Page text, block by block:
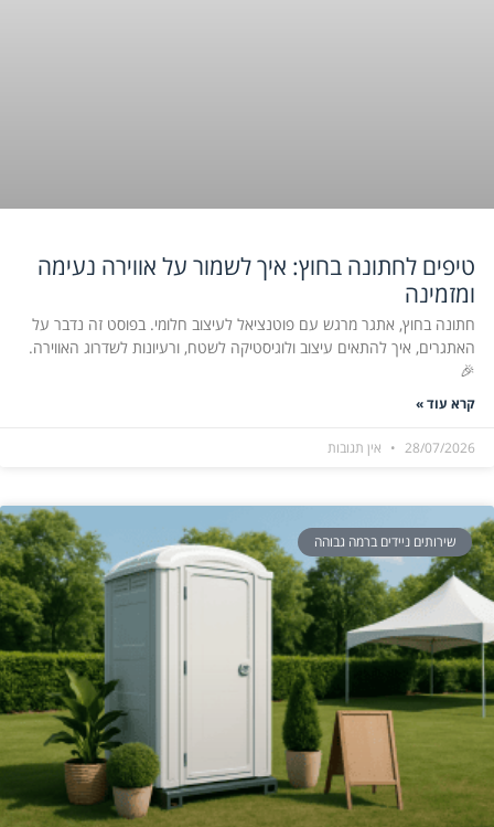
טיפים לחתונה בחוץ: איך לשמור על אווירה נעימה
ומזמינה
חתונה בחוץ, אתגר מרגש עם פוטנציאל לעיצוב חלומי. בפוסט זה נדבר על
האתגרים, איך להתאים עיצוב ולוגיסטיקה לשטח, ורעיונות לשדרוג האווירה.
🎉
קרא עוד »
28/07/2026 אין תגובות
שירותים ניידים ברמה גבוהה